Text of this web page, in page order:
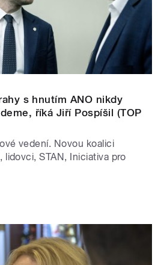
s hnutím ANO nikdy
říká Jiří Pospíšil (TOP
vedení. Novou koalici
lidovci, STAN, Iniciativa pro